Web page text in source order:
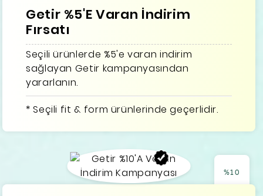
Getir %5'E Varan İndirim
Fırsatı
Seçili ürünlerde %5'e varan indirim
sağlayan Getir kampanyasından
yararlanın.
* Seçili fit & form ürünlerinde geçerlidir.
%10